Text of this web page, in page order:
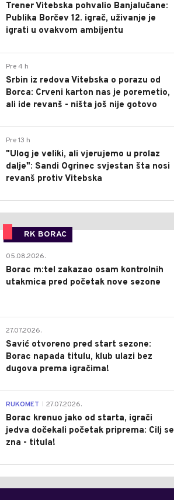
Trener Vitebska pohvalio Banjalučane:
Publika Borčev 12. igrač, uživanje je
igrati u ovakvom ambijentu
Pre 4 h
Srbin iz redova Vitebska o porazu od
Borca: Crveni karton nas je poremetio,
ali ide revanš - ništa još nije gotovo
Pre 13 h
"Ulog je veliki, ali vjerujemo u prolaz
dalje": Sandi Ogrinec svjestan šta nosi
revanš protiv Vitebska
RK BORAC
05.08.2026.
Borac m:tel zakazao osam kontrolnih
utakmica pred početak nove sezone
27.07.2026.
Savić otvoreno pred start sezone:
Borac napada titulu, klub ulazi bez
dugova prema igračima!
RUKOMET 27.07.2026.
Borac krenuo jako od starta, igrači
jedva dočekali početak priprema: Cilj se
zna - titula!